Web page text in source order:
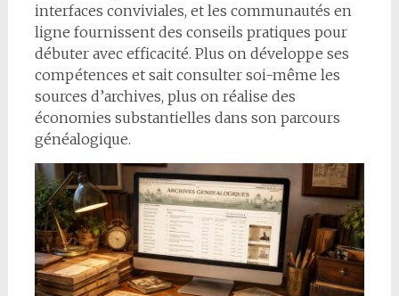
interfaces conviviales, et les communautés en
ligne fournissent des conseils pratiques pour
débuter avec efficacité. Plus on développe ses
compétences et sait consulter soi-même les
sources d’archives, plus on réalise des
économies substantielles dans son parcours
généalogique.